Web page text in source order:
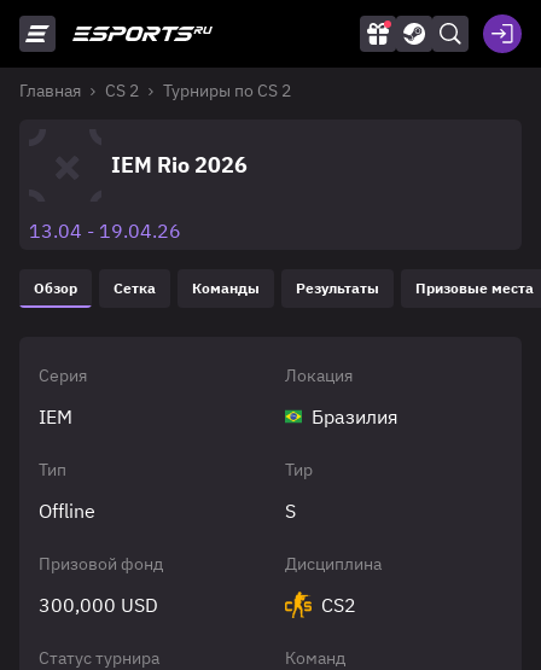
Главная CS 2 Турниры по CS 2
IEM Rio 2026
13.04 - 19.04.26
Обзор Сетка Команды Результаты Призовые места
Серия
IEM
Локация
Бразилия
Тип
Offline
Тир
S
Призовой фонд
300,000 USD
Дисциплина
CS2
Статус турнира Команд